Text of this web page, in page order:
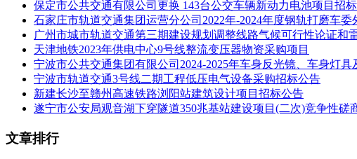
已按上述规定被推荐为第一中标候选人的，参与其它分包评标但不参
（六）合同履行期限：合同生效日起45日历天内供货到位；
（七）本项目采购的标的对应的中小企业划分标准所属行业为制造业。
落实的政府采购政策：投标人提供的货物、工程或者服务符合规定情
（八）本项目不接受联合体投标。
二、申请人的资格要求
保定市公共交通有限公司更换 143台公交车辆新动力电池项目招
石家庄市轨道交通集团运营分公司2022年-2024年度钢轨打磨车
广州市城市轨道交通第三期建设规划调整线路气候可行性论证和
天津地铁2023年供电中心9号线整流变压器物资采购项目
宁波市公共交通集团有限公司2024-2025年车身反光镜、车身灯
宁波市轨道交通3号线二期工程低压电气设备采购招标公告
新建长沙至赣州高速铁路浏阳站建筑设计项目招标公告
遂宁市公安局观音湖下穿隧道350兆基站建设项目(二次)竞争性磋
文章排行